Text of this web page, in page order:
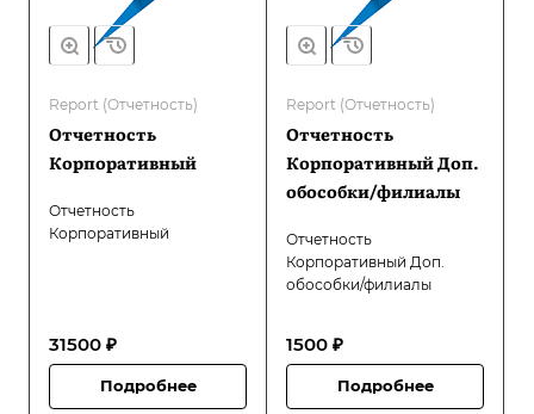
Report (Отчетность)
Отчетность
Корпоративный
Отчетность
Корпоративный
31500 ₽
Подробнее
Report (Отчетность)
Отчетность
Корпоративный Доп.
обособки/филиалы
Отчетность
Корпоративный Доп.
обособки/филиалы
1500 ₽
Подробнее